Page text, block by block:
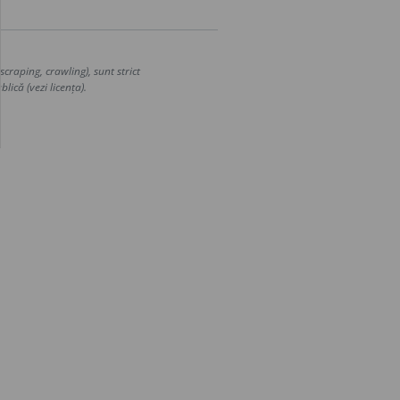
crawling), sunt strict
(vezi licența).